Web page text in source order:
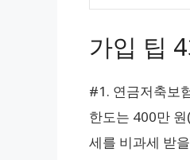
가입 팁
#1. 연금저축보
한도는 400만
세를 비과세 받